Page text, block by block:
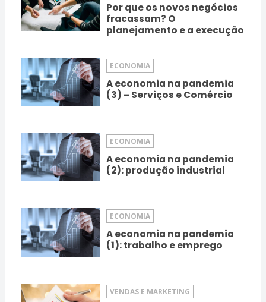
Por que os novos negócios
fracassam? O
planejamento e a execução
ECONOMIA
A economia na pandemia
(3) – Serviços e Comércio
ECONOMIA
A economia na pandemia
(2): produção industrial
ECONOMIA
A economia na pandemia
(1): trabalho e emprego
VENDAS E MARKETING